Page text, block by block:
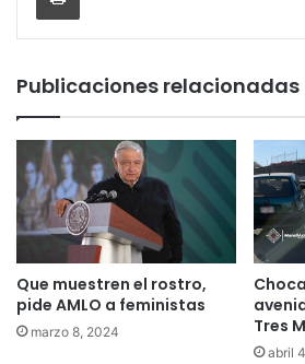
Publicaciones relacionadas
Que muestren el rostro,
pide AMLO a feministas
marzo 8, 2024
Tres
abril